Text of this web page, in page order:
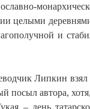
целыми
и
Липкин взял
посыл автора,
– день